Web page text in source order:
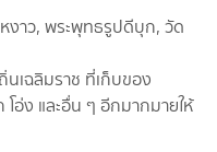
ลิมราช ที่เก็บของ
อ่ง และอื่น ๆ อีกมากมายให้